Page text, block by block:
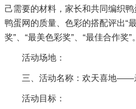
己需要的材料，家长和共同编织鸭
鸭蛋网的质量、色彩的搭配评出“
奖”、“最美色彩奖”、“最佳合作奖”。
活动场地：
三、活动名称：欢天喜地――
活动目标：